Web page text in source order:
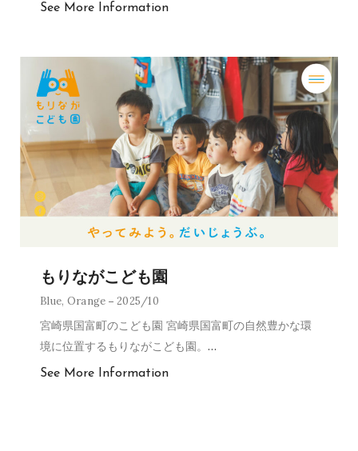
See More Information
もりながこども園
Blue, Orange 2025/10
宮崎県国富町のこども園 宮崎県国富町の自然豊かな環
境に位置するもりながこども園。 …
See More Information